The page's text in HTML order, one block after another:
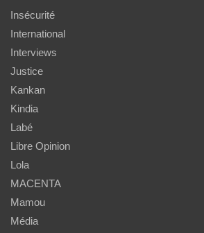
Insécurité
International
Interviews
Justice
Kankan
Kindia
Labé
Libre Opinion
Lola
MACENTA
Mamou
Média